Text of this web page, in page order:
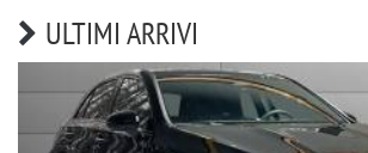
ULTIMI ARRIVI